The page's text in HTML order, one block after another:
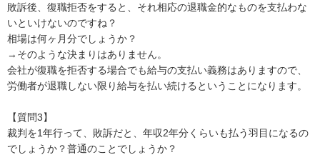
敗訴後、復職拒否をすると、それ相応の退職金的なものを支払わな
いといけないのですね？
相場は何ヶ月分でしょうか？
→そのような決まりはありません。
会社が復職を拒否する場合でも給与の支払い義務はありますので、
労働者が退職しない限り給与を払い続けるということになります。
【質問3】
裁判を1年行って、敗訴だと、年収2年分くらいも払う羽目になるの
でしょうか？普通のことでしょうか？